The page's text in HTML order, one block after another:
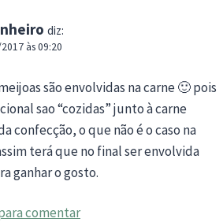
diz:
às 09:20
são envolvidas na carne 🙂 pois
sao “cozidas” junto à carne
confecção, o que não é o caso na
terá que no final ser envolvida
ganhar o gosto.
comentar